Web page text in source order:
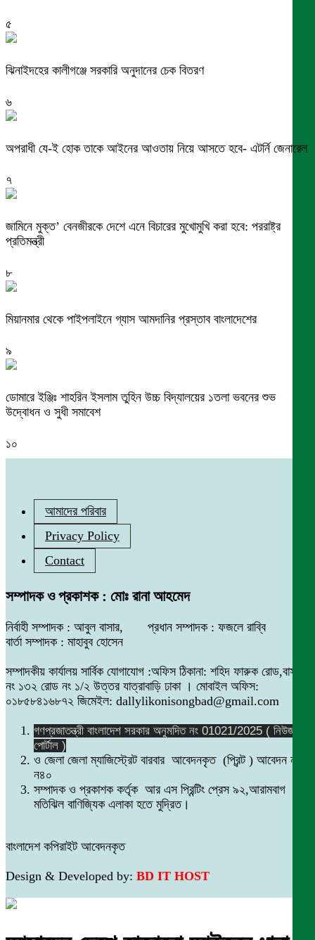
৫
ঝিনাইদহের কালীগঞ্জে সরকারি অনুদানের চেক বিতরণ
৬
অপরাধী যে-ই হোক তাকে আইনের আওতায় নিয়ে আসতে হবে- এটর্নি জেনারেল
৭
জামিনে মুক্ত’ বেনজীরকে দেশে এনে বিচারের মুখোমুখি করা হবে: পররাষ্ট্র
প্রতিমন্ত্রী
৮
মিয়ানমার থেকে পাইপলাইনে গ্যাস আমদানির প্রস্তাব বাংলাদেশের
৯
ডোমারে ইঞ্জিঃ শাহরিন ইসলাম তুহিন উচ্চ বিদ্যালয়ের ১তলা ভবনের শুভ
উদ্বোধন ও সুধী সমাবেশ
১০
আমাদের পরিবার
Privacy Policy
Contact
সম্পাদক ও প্রকাশক : মোঃ রানা আহমেদ
নির্বাহী সম্পাদক : আবুল বাসার, প্রধান সম্পাদক : ফজলে রাব্বি
বার্তা সম্পাদক : মাহাবুব হোসেন
সম্পাদকীয় কার্যালয় সার্বিক যোগাযোগ :অফিস ঠিকানা: শহিদ ফারুক রোড,বাসা
নং ১৩২ রোড নং ১/২ উত্তর যাত্রাবাড়ি ঢাকা । মোবাইল অফিস:
০১৮৫৮৪১৬৮৭২ জিমেইল: dallylikonisongbad@gmail.com
গণপ্রজাতন্ত্রী বাংলাদেশ সরকার অনুমদিত নং 01021/2025 ( নিউজ
পোর্টাল )
ও জেলা জেলা ম্যাজিস্ট্রেট বারবার আবেদনকৃত (প্রিন্ট ) আবেদন নং
ন৪০
সম্পাদক ও প্রকাশক কর্তৃক আর এস প্রিন্টিং প্রেস ৯২,আরামবাগ
মতিঝিল বাণিজ্যিক এলাকা হতে মুদ্রিত।
বাংলাদেশ কপিরাইট আবেদনকৃত
Design & Developed by: BD IT HOST